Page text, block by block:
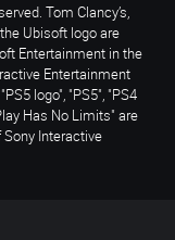
Tom Clancy’s,
Ubisoft logo are
Entertainment in the
Entertainment
logo", "PS5", "PS4
Has No Limits" are
Interactive